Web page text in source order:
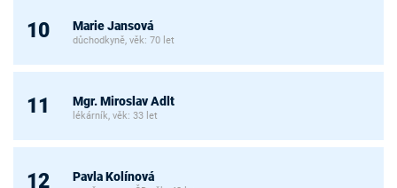
10 Marie Jansová
důchodkyně, věk: 70 let
11 Mgr. Miroslav Adlt
lékárník, věk: 33 let
12 Pavla Kolínová